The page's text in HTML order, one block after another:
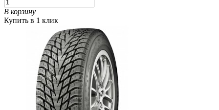
В корзину
Купить в 1 клик